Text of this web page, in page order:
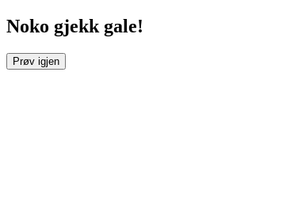
Noko gjekk gale!
Prøv igjen